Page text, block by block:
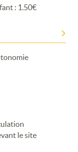
: 1.50€
le site